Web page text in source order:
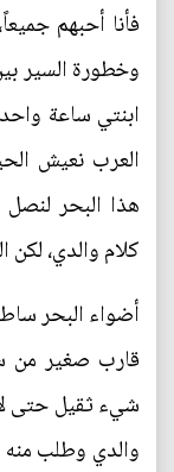
فأنا أحبهم
وخطورة السير
ابنتي ساعة
العرب نعيش
هذا البحر لنصل
كلام والدي، لكن
أضواء البحر
قارب صغير من
شيء ثقيل حتى
والدي وطلب